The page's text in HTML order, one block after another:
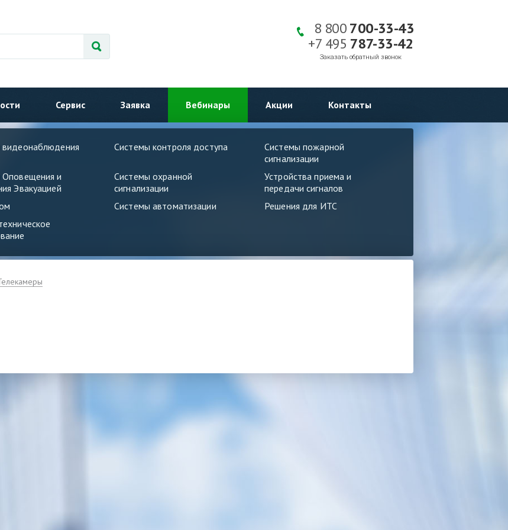
8 800700-33-43
+7 495 787-33-42
Заказать обратный звонок
Сервис Заявка Вебинары Акции Контакты
Системы контроля доступа
Системы пожарной
сигнализации
и
Эвакуацией
Системы охранной
сигнализации
Устройства приема и
передачи сигналов
Системы автоматизации
Решения для ИТС